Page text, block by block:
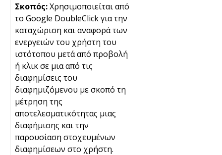
Χρησιμοποιείται από
το Google DoubleClick για την
καταχώριση και αναφορά των
ενεργειών του χρήστη του
ιστότοπου μετά από προβολή
ή κλικ σε μια από τις
διαφημίσεις του
διαφημιζόμενου με σκοπό τη
μέτρηση της
αποτελεσματικότητας μιας
διαφήμισης και την
παρουσίαση στοχευμένων
διαφημίσεων στο χρήστη.